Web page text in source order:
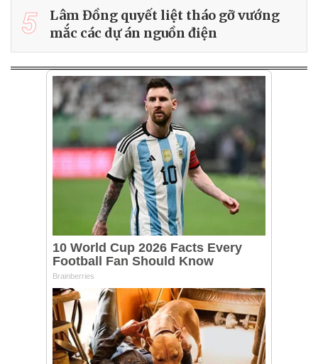
5
Lâm Đồng quyết liệt tháo gỡ vướng
mắc các dự án nguồn điện